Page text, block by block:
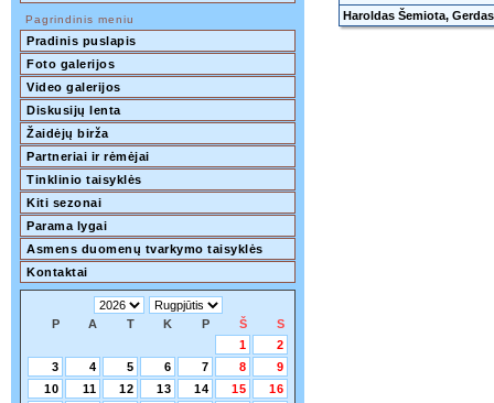
Pagrindinis meniu
Pradinis puslapis
Foto galerijos
Video galerijos
Diskusijų lenta
Žaidėjų birža
Partneriai ir rėmėjai
Tinklinio taisyklės
Kiti sezonai
Parama lygai
Asmens duomenų tvarkymo taisyklės
Kontaktai
P A T K P Š
S
1
2
3
4 5 6 7 8
9
10
11 12 13 14 15
16
Haroldas Šemiota,